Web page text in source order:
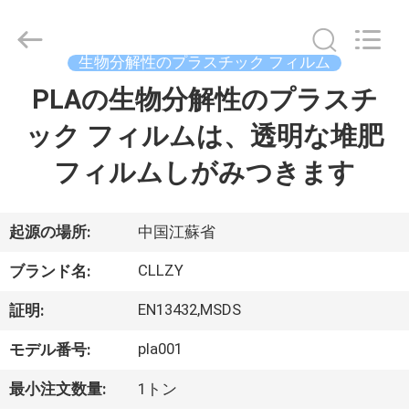
品
わ
た
し
Greencradleland
Macromolecule
Materials
生物分解性のプラスチック フィルム
PLAの生物分解性のプラスチ
ック フィルムは、透明な堆肥
フィルムしがみつきます
起源の場所: 中国江蘇省
ブランド名: CLLZY
証明: EN13432,MSDS
モデル番号: pla001
最小注文数量: 1トン